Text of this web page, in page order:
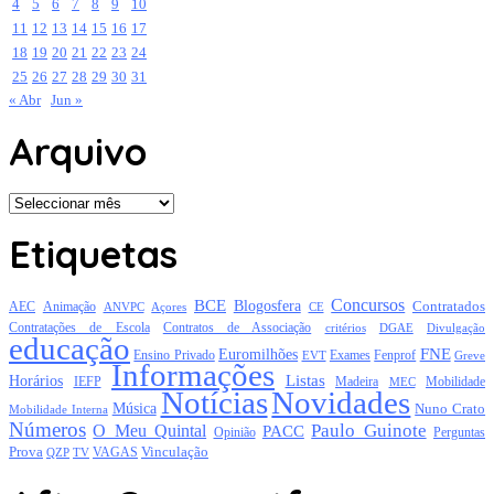
4 5 6 7 8 9
10
11 12 13 14 15 16 17
18 19 20 21 22 23 24
25 26 27 28 29 30 31
« Abr Jun »
Arquivo
Arquivo
Etiquetas
AEC Animação ANVPC Açores BCE Blogosfera CE Concursos Contratados
Contratações de Escola Contratos de Associação critérios DGAE Divulgação
educação Ensino Privado Euromilhões EVT Exames Fenprof FNE Greve
Horários IEFP Informações Listas Madeira MEC Mobilidade
Mobilidade Interna Música NotíciasNovidades Nuno Crato
Números O Meu Quintal Opinião PACC Paulo Guinote Perguntas
Prova QZP TV VAGAS Vinculação